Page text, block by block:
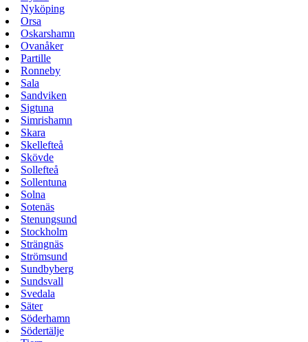
Nyköping
Orsa
Oskarshamn
Ovanåker
Partille
Ronneby
Sala
Sandviken
Sigtuna
Simrishamn
Skara
Skellefteå
Skövde
Sollefteå
Sollentuna
Solna
Sotenäs
Stenungsund
Stockholm
Strängnäs
Strömsund
Sundbyberg
Sundsvall
Svedala
Säter
Söderhamn
Södertälje